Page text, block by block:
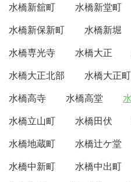
水橋新舘町
水橋新堂町
水橋新保新町
水橋新堀
水橋専光寺
水橋大正
水橋大正北部
水橋大正町
水橋高寺
水橋高堂
水橋立山町
水橋田伏
水橋地蔵町
水橋辻ケ堂
水橋中新町
水橋中出町